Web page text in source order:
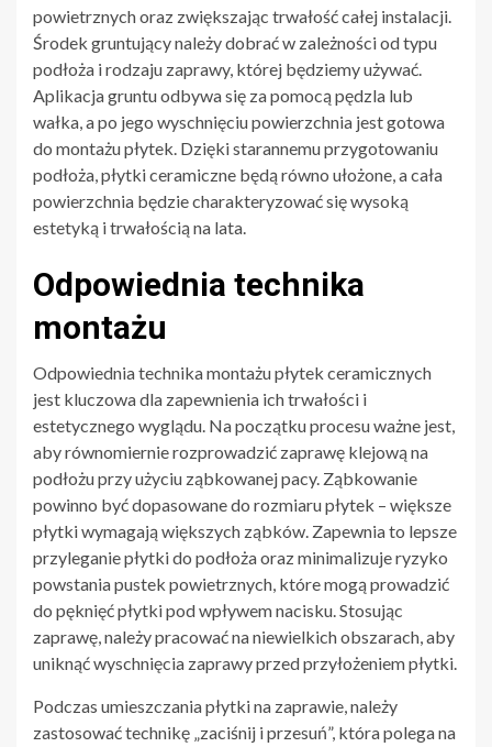
powietrznych oraz zwiększając trwałość całej instalacji.
Środek gruntujący należy dobrać w zależności od typu
podłoża i rodzaju zaprawy, której będziemy używać.
Aplikacja gruntu odbywa się za pomocą pędzla lub
wałka, a po jego wyschnięciu powierzchnia jest gotowa
do montażu płytek. Dzięki starannemu przygotowaniu
podłoża, płytki ceramiczne będą równo ułożone, a cała
powierzchnia będzie charakteryzować się wysoką
estetyką i trwałością na lata.
Odpowiednia technika
montażu
Odpowiednia technika montażu płytek ceramicznych
jest kluczowa dla zapewnienia ich trwałości i
estetycznego wyglądu. Na początku procesu ważne jest,
aby równomiernie rozprowadzić zaprawę klejową na
podłożu przy użyciu ząbkowanej pacy. Ząbkowanie
powinno być dopasowane do rozmiaru płytek – większe
płytki wymagają większych ząbków. Zapewnia to lepsze
przyleganie płytki do podłoża oraz minimalizuje ryzyko
powstania pustek powietrznych, które mogą prowadzić
do pęknięć płytki pod wpływem nacisku. Stosując
zaprawę, należy pracować na niewielkich obszarach, aby
uniknąć wyschnięcia zaprawy przed przyłożeniem płytki.
Podczas umieszczania płytki na zaprawie, należy
zastosować technikę „zaciśnij i przesuń”, która polega na